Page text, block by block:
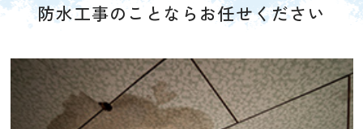
防水工事のことならお任せください